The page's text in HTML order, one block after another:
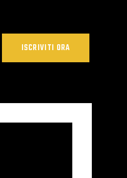
ISCRIVITI ORA